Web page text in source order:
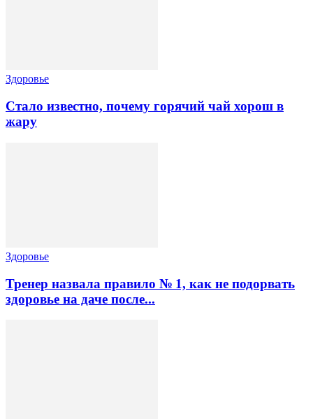
Здоровье
Стало известно, почему горячий чай хорош в
жару
Здоровье
Тренер назвала правило № 1, как не подорвать
здоровье на даче после...